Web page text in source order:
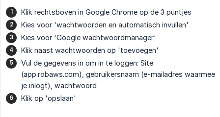
Klik rechtsboven in Google Chrome op de 3 puntjes
Kies voor 'wachtwoorden en automatisch invullen'
Kies voor 'Google wachtwoordmanager'
Klik naast wachtwoorden op 'toevoegen'
Vul de gegevens in om in te loggen: Site
(app.robaws.com), gebruikersnaam (e-mailadres waarmee
je inlogt), wachtwoord
Klik op 'opslaan'